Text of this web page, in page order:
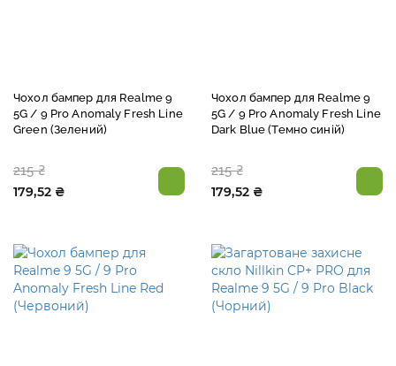
Чохол бампер для Realme 9
5G / 9 Pro Anomaly Fresh Line
Green (Зелений)
215 ₴
179,52 ₴
Чохол бампер для Realme 9
5G / 9 Pro Anomaly Fresh Line
Dark Blue (Темно синій)
215 ₴
179,52 ₴